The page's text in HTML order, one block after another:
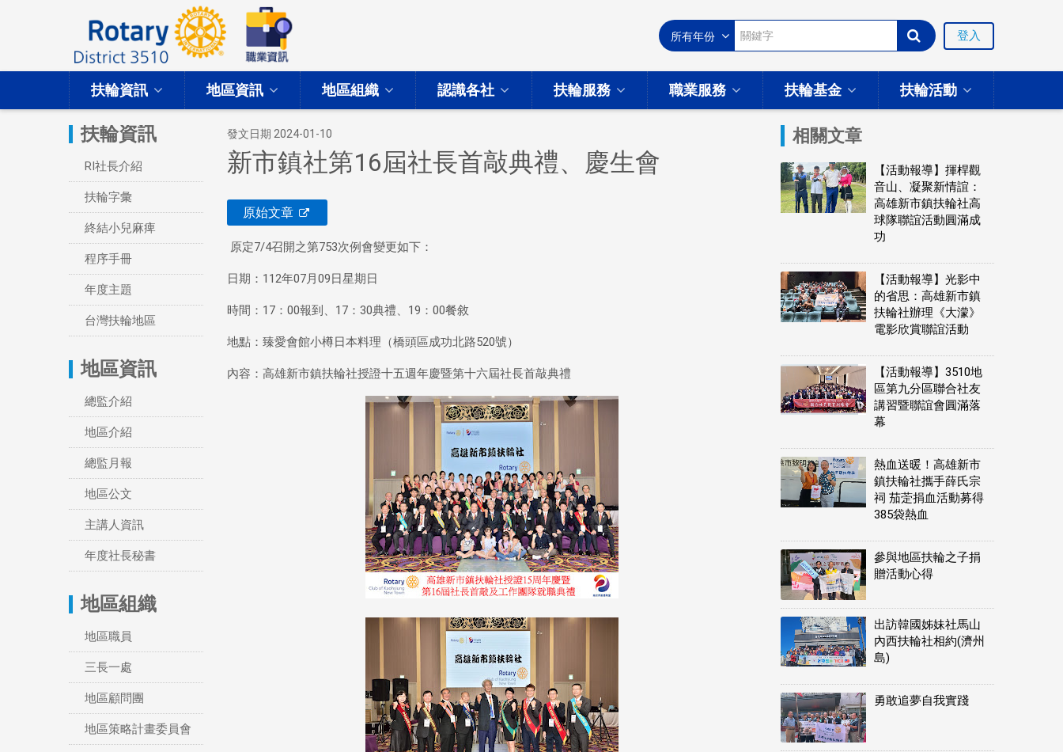
登入
扶輪資訊 地區資訊 地區組織 認識各社 扶輪服務 職業服務 扶輪基金 扶輪活動
扶輪資訊
RI社長介紹
扶輪字彙
終結小兒麻痺
程序手冊
年度主題
台灣扶輪地區
地區資訊
總監介紹
地區介紹
總監月報
地區公文
主講人資訊
年度社長秘書
地區組織
地區職員
三長一處
地區顧問團
地區策略計畫委員會
發文日期 2024-01-10
新市鎮社第16屆社長首敲典禮、慶生會
原始文章
原定7/4召開之第753次例會變更如下：
日期：112年07月09日星期日
時間：17：00報到、17：30典禮、19：00餐敘
地點：臻愛會館小樽日本料理（橋頭區成功北路520號）
內容：高雄新市鎮扶輪社授證十五週年慶暨第十六屆社長首敲典禮
相關文章
【活動報導】揮桿觀
音山、凝聚新情誼：
高雄新市鎮扶輪社高
球隊聯誼活動圓滿成
功
【活動報導】光影中
的省思：高雄新市鎮
扶輪社辦理《大濛》
電影欣賞聯誼活動
【活動報導】3510地
區第九分區聯合社友
講習暨聯誼會圓滿落
幕
熱血送暖！高雄新市
鎮扶輪社攜手薛氏宗
祠 茄萣捐血活動募得
385袋熱血
參與地區扶輪之子捐
贈活動心得
出訪韓國姊妹社馬山
內西扶輪社相約(濟州
島)
勇敢追夢自我實踐